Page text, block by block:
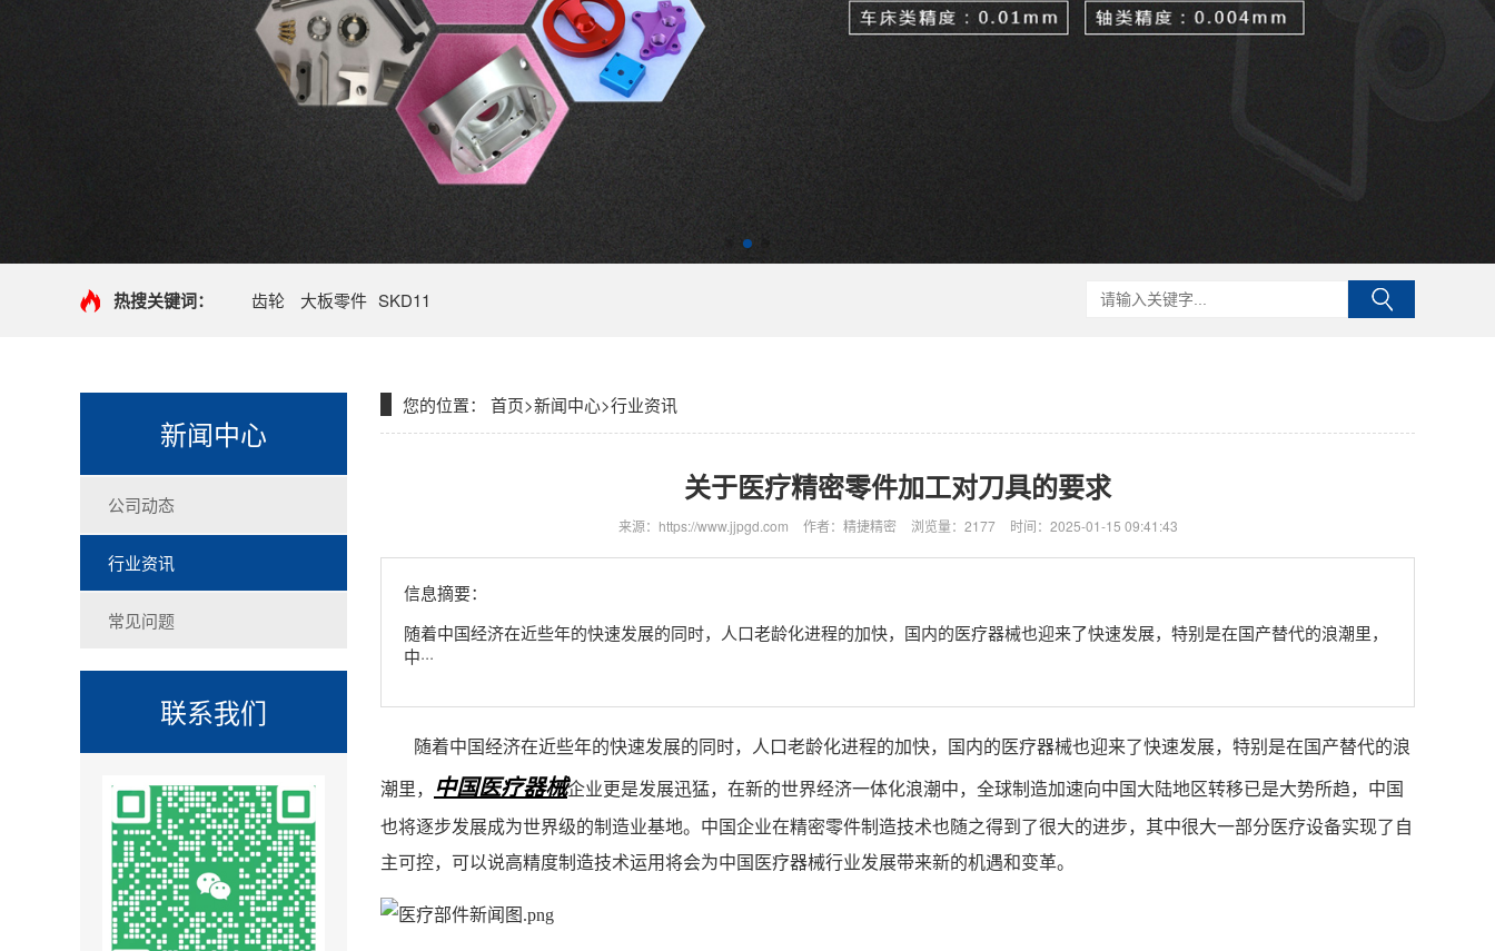
热搜关键词： 齿轮 大板零件 SKD11
新闻中心
公司动态
行业资讯
常见问题
联系我们
您的位置： 首页>新闻中心>行业资讯
关于医疗精密零件加工对刀具的要求
来源：https://www.jjpgd.com 作者：精捷精密 浏览量：2177 时间：2025-01-15 09:41:43
信息摘要：
随着中国经济在近些年的快速发展的同时，人口老龄化进程的加快，国内的医疗器械也迎来了快速发展，特别是在国产替代的浪潮里，
中···
随着中国经济在近些年的快速发展的同时，人口老龄化进程的加快，国内的医疗器械也迎来了快速发展，特别是在国产替代的浪
潮里， 中国医疗器械企业更是发展迅猛，在新的世界经济一体化浪潮中，全球制造加速向中国大陆地区转移已是大势所趋，中国
也将逐步发展成为世界级的制造业基地。中国企业在精密零件制造技术也随之得到了很大的进步，其中很大一部分医疗设备实现了自
主可控，可以说高精度制造技术运用将会为中国医疗器械行业发展带来新的机遇和变革。